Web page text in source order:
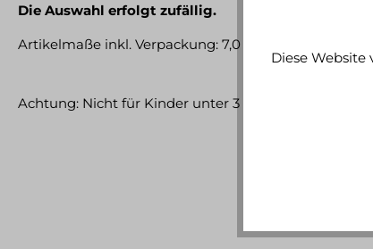
Die Auswahl erfolgt zufällig.
Artikelmaße inkl. Verpackung: 7,0 cm x 1,5 cm x 9,1 cm
Achtung: Nicht für Kinder unter 3 Jahren geeignet.
Diese